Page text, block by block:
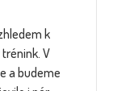
k
V
a budeme